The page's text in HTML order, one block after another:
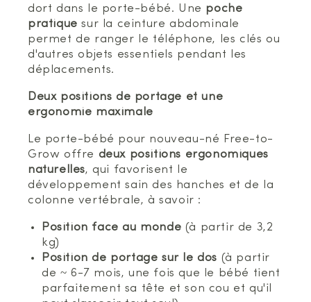
dort dans le porte-bébé. Une poche
pratique sur la ceinture abdominale
permet de ranger le téléphone, les clés ou
d'autres objets essentiels pendant les
déplacements.
Deux positions de portage et une
ergonomie maximale
Le porte-bébé pour nouveau-né Free-to-
Grow offre deux positions ergonomiques
naturelles, qui favorisent le
développement sain des hanches et de la
colonne vertébrale, à savoir :
Position face au monde (à partir de 3,2
kg)
Position de portage sur le dos (à partir
de ~ 6-7 mois, une fois que le bébé tient
parfaitement sa tête et son cou et qu'il